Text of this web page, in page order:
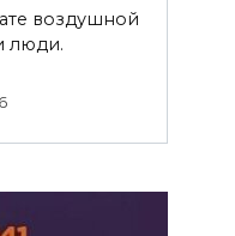
воздушной
люди.